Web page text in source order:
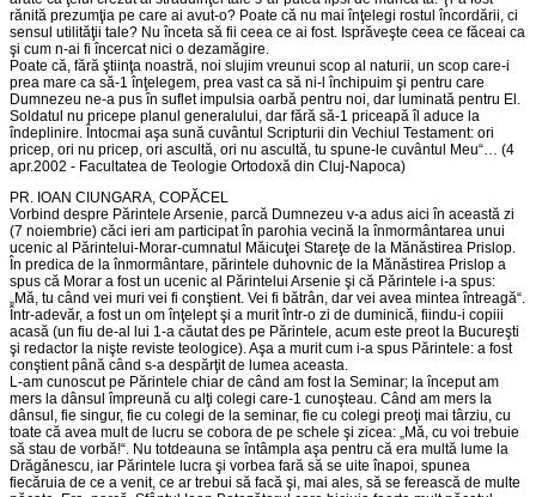
rănită prezumţia pe care ai avut-o? Poate că nu mai înţelegi rostul încordării, ci
sensul utilităţii tale? Nu înceta să fii ceea ce ai fost. Isprăveşte ceea ce făceai ca
şi cum n-ai fi încercat nici o dezamăgire.
Poate că, fără ştiinţa noastră, noi slujim vreunui scop al naturii, un scop care-i
prea mare ca să-1 înţelegem, prea vast ca să ni-l închipuim şi pentru care
Dumnezeu ne-a pus în suflet impulsia oarbă pentru noi, dar luminată pentru El.
Soldatul nu pricepe planul generalului, dar fără să-1 priceapă îl aduce la
îndeplinire. Întocmai aşa sună cuvântul Scripturii din Vechiul Testament: ori
pricep, ori nu pricep, ori ascultă, ori nu ascultă, tu spune-le cuvântul Meu“… (4
apr.2002 - Facultatea de Teologie Ortodoxă din Cluj-Napoca)
PR. IOAN CIUNGARA, COPĂCEL
Vorbind despre Părintele Arsenie, parcă Dumnezeu v-a adus aici în această zi
(7 noiembrie) căci ieri am participat în parohia vecină la înmormântarea unui
ucenic al Părintelui-Morar-cumnatul Măicuţei Stareţe de la Mănăstirea Prislop.
În predica de la înmormântare, părintele duhovnic de la Mănăstirea Prislop a
spus că Morar a fost un ucenic al Părintelui Arsenie şi că Părintele i-a spus:
„Mă, tu când vei muri vei fi conştient. Vei fi bătrân, dar vei avea mintea întreagă“.
Într-adevăr, a fost un om înţelept şi a murit într-o zi de duminică, fiindu-i copiii
acasă (un fiu de-al lui 1-a căutat des pe Părintele, acum este preot la Bucureşti
şi redactor la nişte reviste teologice). Aşa a murit cum i-a spus Părintele: a fost
conştient până când s-a despărţit de lumea aceasta.
L-am cunoscut pe Părintele chiar de când am fost la Seminar; la început am
mers la dânsul împreună cu alţi colegi care-1 cunoşteau. Când am mers la
dânsul, fie singur, fie cu colegi de la seminar, fie cu colegi preoţi mai târziu, cu
toate că avea mult de lucru se cobora de pe schele şi zicea: „Mă, cu voi trebuie
să stau de vorbă!“. Nu totdeauna se întâmpla aşa pentru că era multă lume la
Drăgănescu, iar Părintele lucra şi vorbea fară să se uite înapoi, spunea
fiecăruia de ce a venit, ce ar trebui să facă şi, mai ales, să se ferească de multe